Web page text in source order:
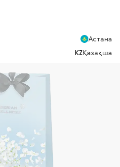
Астана
KZҚазақша